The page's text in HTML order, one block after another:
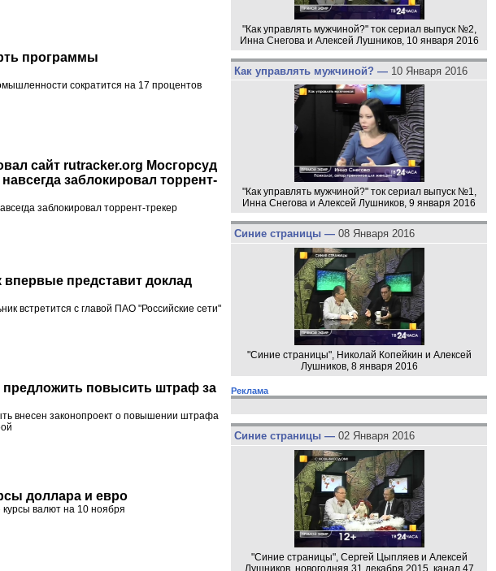
программы
сократится на 17 процентов
сайт rutracker.org Мосгорсуд
заблокировал торрент-
заблокировал торрент-трекер
впервые представит доклад
встретится с главой ПАО "Российские сети"
предложить повысить штраф за
внесен законопроект о повышении штрафа
доллара и евро
валют на 10 ноября
"Как управлять мужчиной?" ток сериал выпуск №2,
Инна Снегова и Алексей Лушников, 10 января 2016
Как управлять мужчиной? — 10 Января 2016
"Как управлять мужчиной?" ток сериал выпуск №1,
Инна Снегова и Алексей Лушников, 9 января 2016
Синие страницы — 08 Января 2016
"Синие страницы", Николай Копейкин и Алексей
Лушников, 8 января 2016
Реклама
Синие страницы — 02 Января 2016
"Синие страницы", Сергей Цыпляев и Алексей
Лушников, новогодняя 31 декабря 2015, канал 47